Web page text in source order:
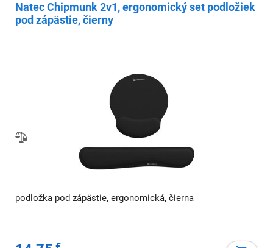
Natec Chipmunk 2v1, ergonomický set podložiek
pod zápästie, čierny
podložka pod zápästie, ergonomická, čierna